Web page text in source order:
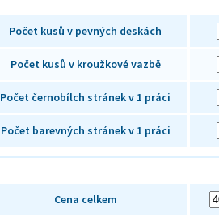
Počet kusů v pevných deskách
Počet kusů v kroužkové vazbě
Počet černobílch stránek v 1 práci
Počet barevných stránek v 1 práci
Cena celkem